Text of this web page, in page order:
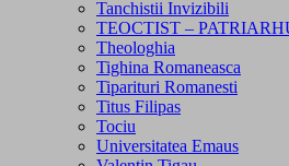
Tanchistii Invizibili
TEOCTIST –
Theologhia
Tighina Romaneasca
Tiparituri Romanesti
Titus Filipas
Tociu
Universitatea Emaus